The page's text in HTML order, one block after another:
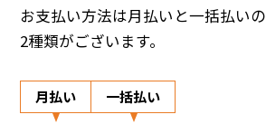
お支払い方法は月払いと一括払いの
2種類がございます。
月払い 一括払い